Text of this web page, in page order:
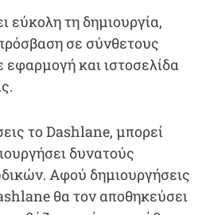
εύκολη τη δημιουργία,
σε σύνθετους
και ιστοσελίδα
το Dashlane, μπορεί
δυνατούς
Αφού δημιουργήσεις
θα τον αποθηκεύσει